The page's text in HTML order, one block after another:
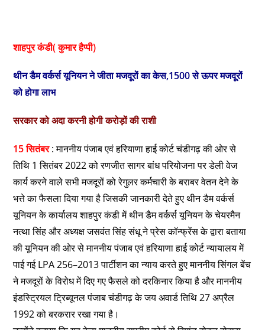
15 सितंबर: माननीय पंजाब एवं हरियाणा हाई कोर्ट चंडीगढ़ की ओर से
कार्य करने वाले सभी मजदूरों को रेगुलर कर्मचारी के बराबर वेतन देने के
यूनियन के कार्यालय शाहपुर कंडी में थीन डैम वर्कर्स यूनियन के चेयरमैन
नत्था सिंह और अध्यक्ष जसवंत सिंह संधू ने प्रेस कॉन्फ्रेंस के द्वारा बताया
की यूनियन की ओर से माननीय पंजाब एवं हरियाणा हाई कोर्ट न्यायालय में
पाई गई LPA 256–2013 पार्टीशन का न्याय करते हुए माननीय सिंगल बेंच
ने मजदूरों के विरोध में दिए गए फैसले को दरकिनार किया है और माननीय
इंडस्ट्रियल ट्रिब्यूनल पंजाब चंडीगढ़ के जय अवार्ड तिथि 27 अप्रैल
1992 को बरकरार रखा गया है।
उन्होंने बताया कि यह केस माननीय सुप्रीम कोर्ट से रिमांड होकर दोबारा
माननीय पंजाब एवं हरियाणा हाईकोर्ट में आया था पहले इस केस को
माननीय इंडस्ट्रियल ट्रिब्यूनल में फीमडम वर्कर्स यूनियन के चेयरमैन
कामरेड नत्था सिंह ने खुद लड़ा और जीता था तथा इसी के चलते फिर